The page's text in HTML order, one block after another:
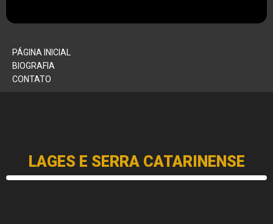
PÁGINA INICIAL
BIOGRAFIA
CONTATO
LAGES E SERRA CATARINENSE